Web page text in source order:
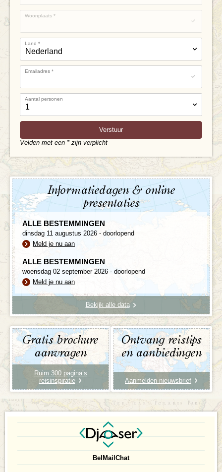
Woonplaats *
Land *
Emailadres *
Aantal personen
Velden met een * zijn verplicht
Informatiedagen & online
presentaties
ALLE BESTEMMINGEN
dinsdag 11 augustus 2026 - doorlopend
Meld je nu aan
ALLE BESTEMMINGEN
woensdag 02 september 2026 - doorlopend
Meld je nu aan
Bekijk alle data
Gratis brochure
aanvragen
Ruim 300 pagina’s
reisinspiratie
Ontvang reistips
en aanbiedingen
Aanmelden nieuwsbrief
Bel Mail Chat